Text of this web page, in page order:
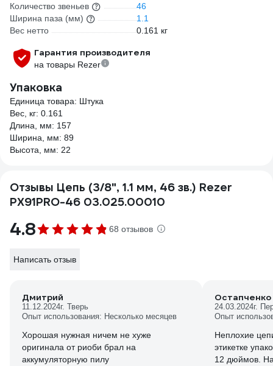
Количество звеньев
46
Ширина паза (мм)
1.1
Вес нетто
0.161 кг
Гарантия производителя
на товары Rezer
Упаковка
Единица товара: Штука
Вес, кг: 0.161
Длина, мм: 157
Ширина, мм: 89
Высота, мм: 22
Отзывы Цепь (3/8", 1.1 мм, 46 зв.) Rezer
PX91PRO-46 03.025.00010
4.8 68 отзывов
Написать отзыв
Дмитрий
11.12.2024г. Тверь
Опыт использования: Несколько месяцев
Хорошая нужная ничем не хуже
оригинала от риоби брал на
аккумуляторную пилу
Остапченко
24.03.2024г.
Опыт
Неплохие
этикетке
12 дюймов.